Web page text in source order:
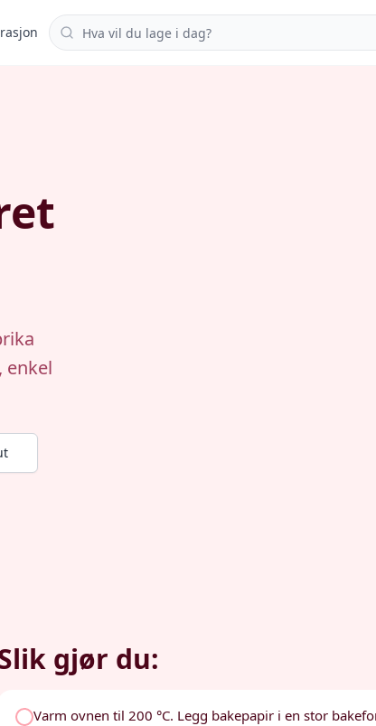
Søk i oppskrifter
enkel
gjør du:
Varm ovnen til 200 °C. Legg bakepapir i en stor